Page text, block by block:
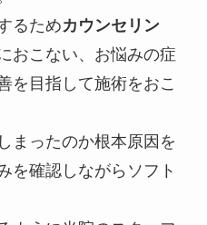
るためカウンセリン
おこない、お悩みの症
を目指して施術をおこ
まったのか根本原因を
を確認しながらソフト